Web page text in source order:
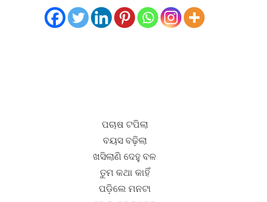
ପଚାଷ ଟପିଲା
ବୟସ ବଢ଼ିଲା
ଖସିଲାଣି ଦେହୁ ବଳ
ତୁମ କଥା କାହିଁ
ପଡ଼ିଲେ ମନଟା